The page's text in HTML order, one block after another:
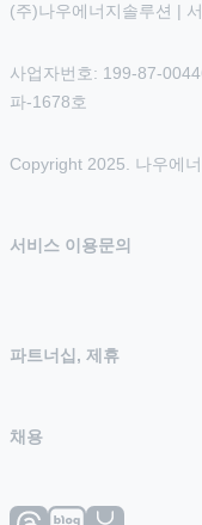
(주)나우에너지솔루션 |
사업자번호: 199-87-
파-1678호
Copyright 2025. 나우에
서비스 이용문의
파트너십, 제휴
채용